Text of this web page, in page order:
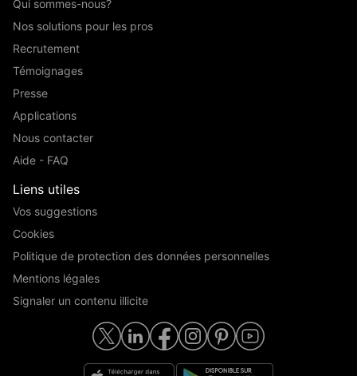
Qui sommes-nous?
Nos solutions pour les pros
Recrutement
Témoignages
Presse
Applications
Nous contacter
Aide - FAQ
Liens utiles
Vos suggestions
Cookies
Politique de protection des données personnelles
Mentions légales
Signaler un contenu illicite